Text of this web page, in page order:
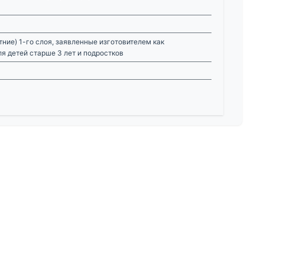
1-го слоя, заявленные изготовителем как
детей старше 3 лет и подростков